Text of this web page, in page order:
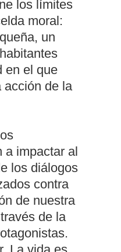
los límites
moral:
un
en el que
acción de la
a impactar al
los diálogos
contra
de nuestra
de la